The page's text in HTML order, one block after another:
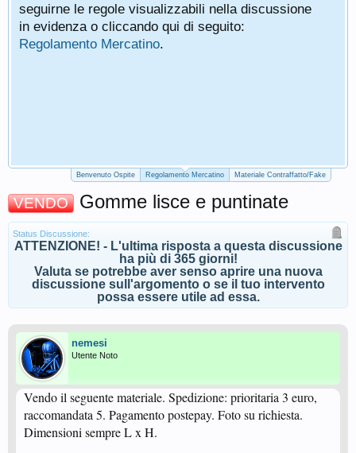
seguirne le regole visualizzabili nella discussione
in evidenza o cliccando qui di seguito:
Regolamento Mercatino.
Benvenuto Ospite Regolamento Mercatino Materiale Contraffatto/Fake
VENDO Gomme lisce e puntinate
Status Discussione:
ATTENZIONE! - L'ultima risposta a questa discussione
ha più di 365 giorni!
Valuta se potrebbe aver senso aprire una nuova
discussione sull'argomento o se il tuo intervento
possa essere utile ad essa.
nemesi
Utente Noto
Vendo il seguente materiale. Spedizione: prioritaria 3 euro,
raccomandata 5. Pagamento postepay. Foto su richiesta.
Dimensioni sempre L x H.